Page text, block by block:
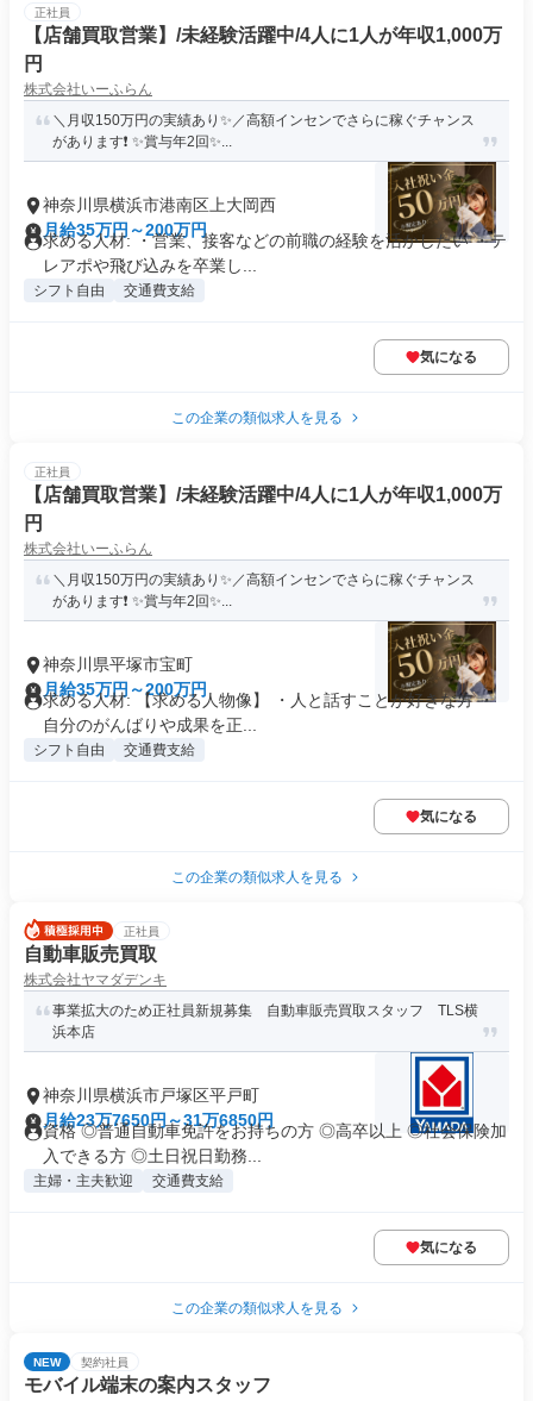
正社員
【店舗買取営業】/未経験活躍中/4人に1人が年収1,000万
円
株式会社いーふらん
＼月収150万円の実績あり✨／高額インセンでさらに稼ぐチャンス
があります❗ ✨賞与年2回✨...
神奈川県横浜市港南区上大岡西
月給35万円～200万円
求める人材: ・営業、接客などの前職の経験を活かしたい ・テ
レアポや飛び込みを卒業し...
シフト自由 交通費支給
気になる
この企業の類似求人を見る
正社員
【店舗買取営業】/未経験活躍中/4人に1人が年収1,000万
円
株式会社いーふらん
＼月収150万円の実績あり✨／高額インセンでさらに稼ぐチャンス
があります❗ ✨賞与年2回✨...
神奈川県平塚市宝町
月給35万円～200万円
求める人材: 【求める人物像】 ・人と話すことが好きな方 ・
自分のがんばりや成果を正...
シフト自由 交通費支給
気になる
この企業の類似求人を見る
正社員
自動車販売買取
株式会社ヤマダデンキ
事業拡大のため正社員新規募集 自動車販売買取スタッフ TLS横
浜本店
神奈川県横浜市戸塚区平戸町
月給23万7650円～31万6850円
資格 ◎普通自動車免許をお持ちの方 ◎高卒以上 ◎社会保険加
入できる方 ◎土日祝日勤務...
主婦・主夫歓迎 交通費支給
気になる
この企業の類似求人を見る
NEW 契約社員
モバイル端末の案内スタッフ